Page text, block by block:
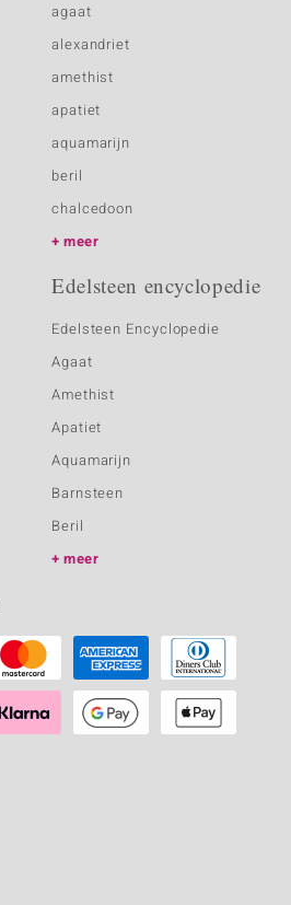
agaat
alexandriet
amethist
apatiet
aquamarijn
beril
chalcedoon
meer
Edelsteen encyclopedie
Edelsteen Encyclopedie
Agaat
Amethist
Apatiet
Aquamarijn
Barnsteen
Beril
meer